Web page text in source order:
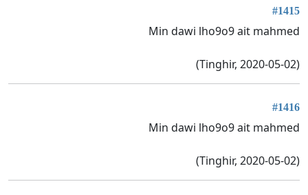
#1415
Min dawi lho9o9 ait mahmed
(Tinghir, 2020-05-02)
#1416
Min dawi lho9o9 ait mahmed
(Tinghir, 2020-05-02)